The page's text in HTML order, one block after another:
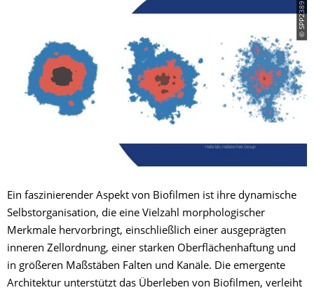
© SPP2389
Ein faszinierender Aspekt von Biofilmen ist ihre dynamische
Selbstorganisation, die eine Vielzahl morphologischer
Merkmale hervorbringt, einschließlich einer ausgeprägten
inneren Zellordnung, einer starken Oberflächenhaftung und
in größeren Maßstäben Falten und Kanäle. Die emergente
Architektur unterstützt das Überleben von Biofilmen, verleiht